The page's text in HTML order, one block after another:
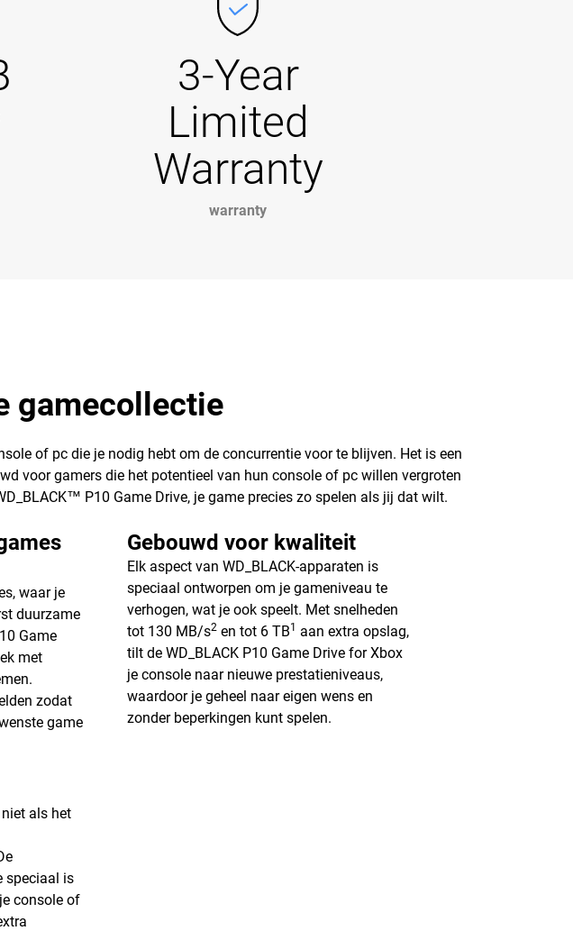
3-Year
Limited
Warranty
warranty
gamecollectie
of pc die je nodig hebt om de concurrentie voor te blijven. Het is een
voor gamers die het potentieel van hun console of pc willen vergroten
P10 Game Drive, je game precies zo spelen als jij dat wilt.
waar je
duurzame
Game
met
zodat
game
Gebouwd voor kwaliteit
Elk aspect van WD_BLACK-apparaten is
speciaal ontworpen om je gameniveau te
verhogen, wat je ook speelt. Met snelheden
tot 130 MB/s2 en tot 6 TB1
aan extra opslag,
tilt de WD_BLACK P10 Game Drive for Xbox
je console naar nieuwe prestatieniveaus,
waardoor je geheel naar eigen wens en
zonder beperkingen kunt spelen.
als het
speciaal is
console of